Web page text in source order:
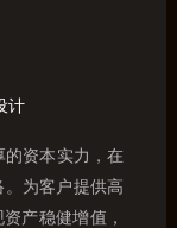
计
资本实力，在
为客户提供高
产稳健增值，